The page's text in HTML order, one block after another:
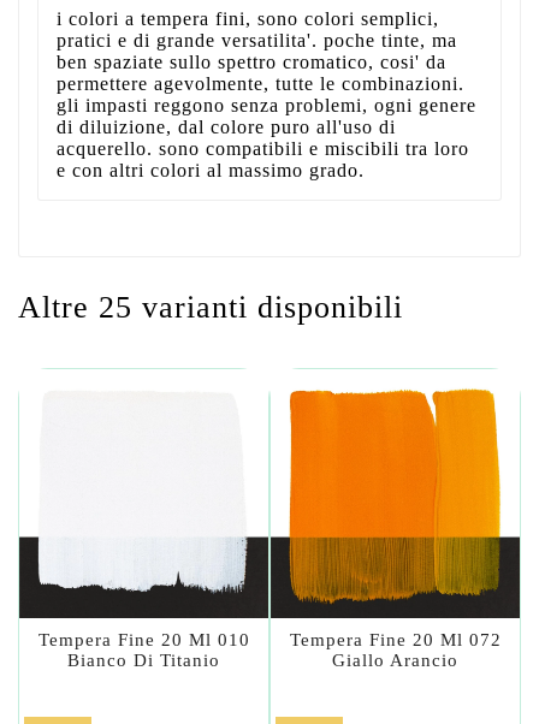
i colori a tempera fini, sono colori semplici,
pratici e di grande versatilita'. poche tinte, ma
ben spaziate sullo spettro cromatico, cosi' da
permettere agevolmente, tutte le combinazioni.
gli impasti reggono senza problemi, ogni genere
di diluizione, dal colore puro all'uso di
acquerello. sono compatibili e miscibili tra loro
e con altri colori al massimo grado.
Altre 25 varianti disponibili
Tempera Fine 20 Ml 010
Bianco Di Titanio
Tempera Fine 20 Ml 072
Giallo Arancio